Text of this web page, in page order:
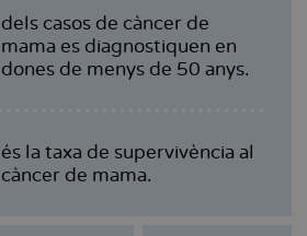
dels casos de càncer de
mama es diagnostiquen en
dones de menys de 50 anys.
és la taxa de supervivència al
càncer de mama.